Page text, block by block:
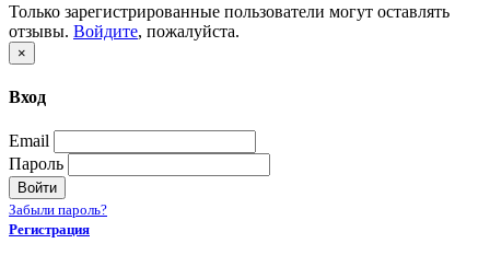
Только зарегистрированные пользователи могут оставлять
отзывы. Войдите, пожалуйста.
×
Вход
Email
Пароль
Войти
Забыли пароль?
Регистрация